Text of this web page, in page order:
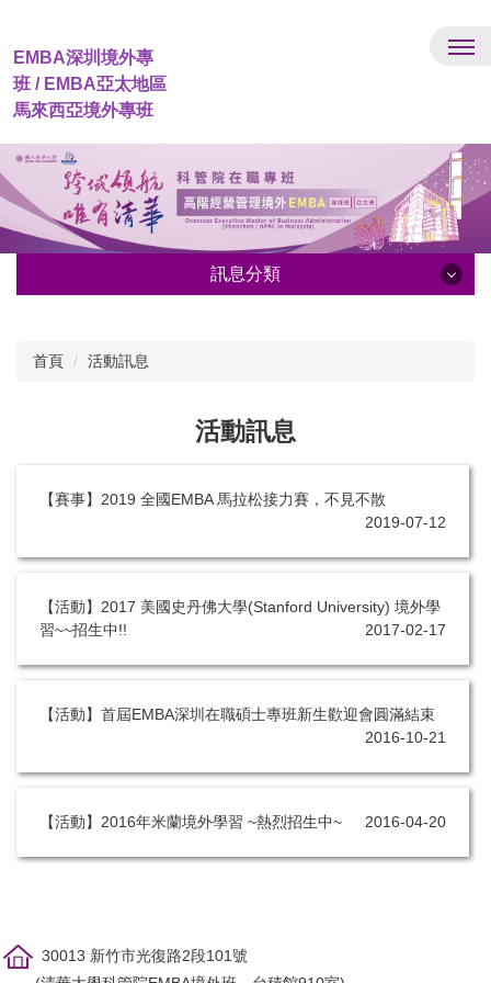
主
要
內
區
EMBA深圳境外專
班 / EMBA亞太地區
馬來西亞境外專班
訊息分類
最新消息
活動訊息
首頁 活動訊息
活動訊息
【賽事】2019 全國EMBA 馬拉松接力賽，不見不散
2019-07-12
【活動】2017 美國史丹佛大學(Stanford University) 境外學
習~~招生中!!
2017-02-17
【活動】首屆EMBA深圳在職碩士專班新生歡迎會圓滿結束
2016-10-21
【活動】2016年米蘭境外學習 ~熱烈招生中~ 2016-04-20
30013 新竹市光復路2段101號